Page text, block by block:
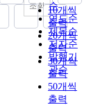
순
연도순
제목순
저자순
발행기
관순
10개씩
출력
20개씩
출력
30개씩
출력
50개씩
출력
조회